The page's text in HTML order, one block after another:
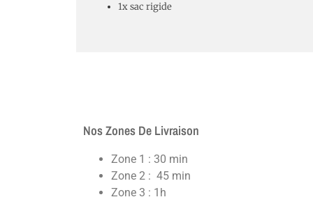
1x sac rigide
Nos Zones De Livraison
Zone 1 : 30 min
Zone 2 : 45 min
Zone 3 : 1h